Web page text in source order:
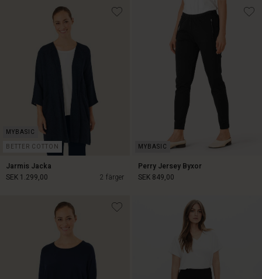
SEK 379,00
BETTER COTTON
Jarmis Jacka
2 färger
SEK 1.299,00
Perry Jersey Byxor
SEK 849,00